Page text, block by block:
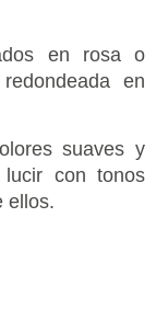
en rosa o
en
suaves y
lucir con tonos
ellos.